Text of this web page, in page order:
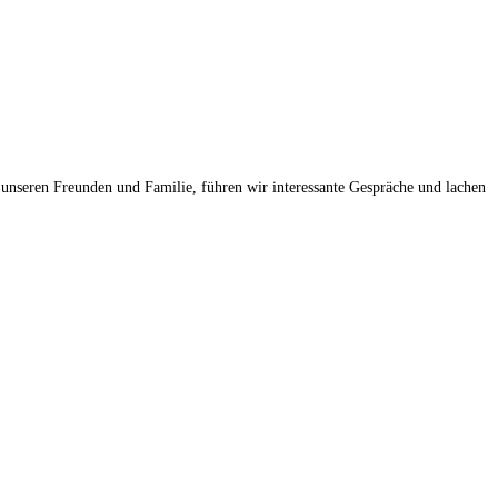
Freunden und Familie, führen wir interessante Gespräche und lachen